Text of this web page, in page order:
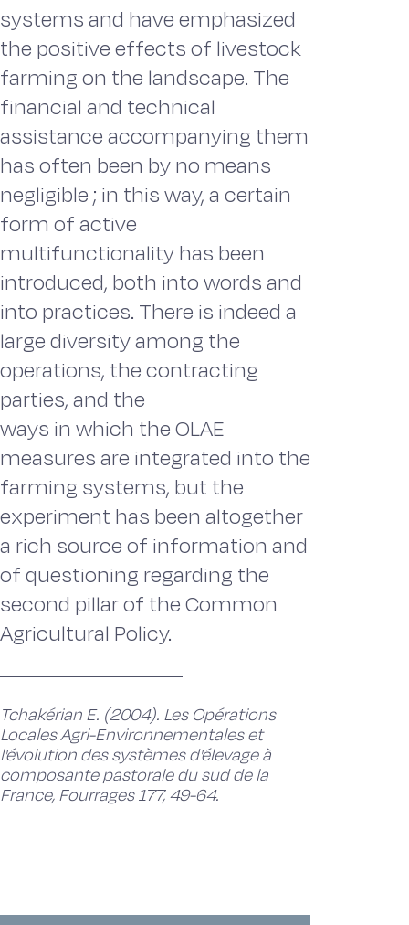
systems and have emphasized
the positive effects of livestock
farming on the landscape. The
financial and technical
assistance accompanying them
has often been by no means
negligible ; in this way, a certain
form of active
multifunctionality has been
introduced, both into words and
into practices. There is indeed a
large diversity among the
operations, the contracting
parties, and the
ways in which the OLAE
measures are integrated into the
farming systems, but the
experiment has been altogether
a rich source of information and
of questioning regarding the
second pillar of the Common
Agricultural Policy.
Tchakérian E. (2004). Les Opérations
Locales Agri-Environnementales et
l'évolution des systèmes d'élevage à
composante pastorale du sud de la
France, Fourrages 177, 49-64.